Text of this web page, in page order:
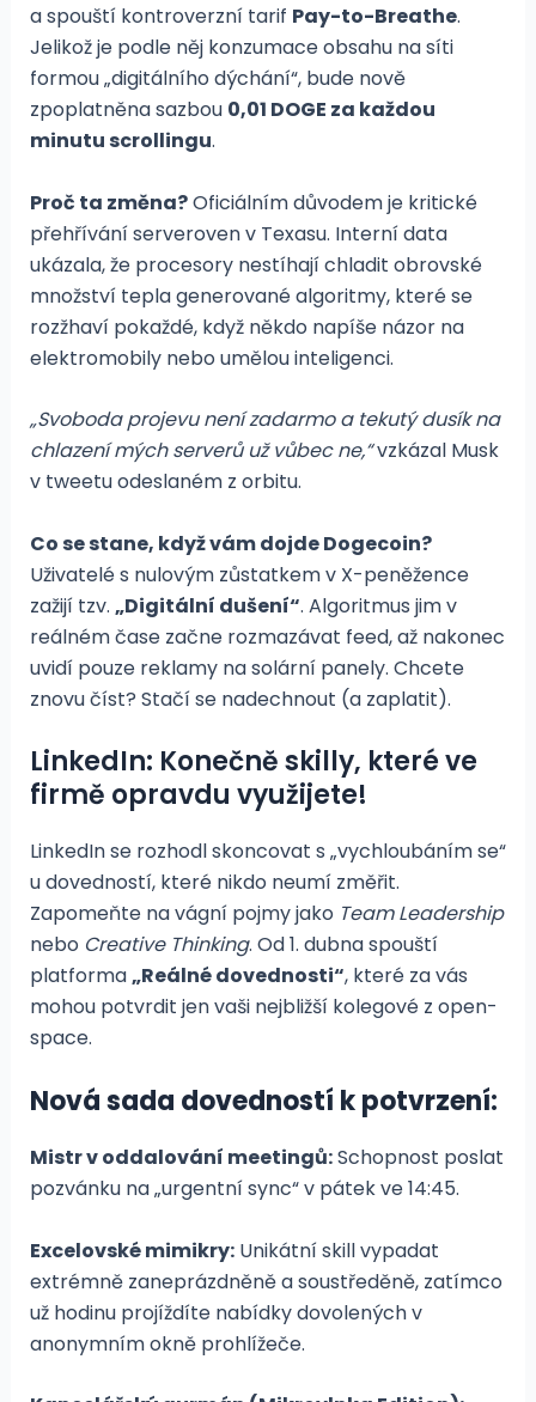
a spouští kontroverzní tarif Pay-to-Breathe.
Jelikož je podle něj konzumace obsahu na síti
formou „digitálního dýchání“, bude nově
zpoplatněna sazbou 0,01 DOGE za každou
minutu scrollingu.
Proč ta změna?Oficiálním důvodem je kritické
přehřívání serveroven v Texasu. Interní data
ukázala, že procesory nestíhají chladit obrovské
množství tepla generované algoritmy, které se
rozžhaví pokaždé, když někdo napíše názor na
elektromobily nebo umělou inteligenci.
„Svoboda projevu není zadarmo a tekutý dusík na
chlazení mých serverů už vůbec ne,“vzkázal Musk
v tweetu odeslaném z orbitu.
Co se stane, když vám dojde Dogecoin?
Uživatelé s nulovým zůstatkem v X-peněžence
zažijí tzv. „Digitální dušení“. Algoritmus jim v
reálném čase začne rozmazávat feed, až nakonec
uvidí pouze reklamy na solární panely. Chcete
znovu číst? Stačí se nadechnout (a zaplatit).
LinkedIn: Konečně skilly, které ve
firmě opravdu využijete!
LinkedIn se rozhodl skoncovat s „vychloubáním se“
u dovedností, které nikdo neumí změřit.
Zapomeňte na vágní pojmy jako Team Leadership
nebo Creative Thinking. Od 1. dubna spouští
platforma„Reálné dovednosti“, které za vás
mohou potvrdit jen vaši nejbližší kolegové z open-
space.
Nová sada dovedností k potvrzení:
Mistr v oddalování meetingů:Schopnost poslat
pozvánku na „urgentní sync“ v pátek ve 14:45.
Excelovské mimikry:Unikátní skill vypadat
extrémně zaneprázdněně a soustředěně, zatímco
už hodinu projíždíte nabídky dovolených v
anonymním okně prohlížeče.